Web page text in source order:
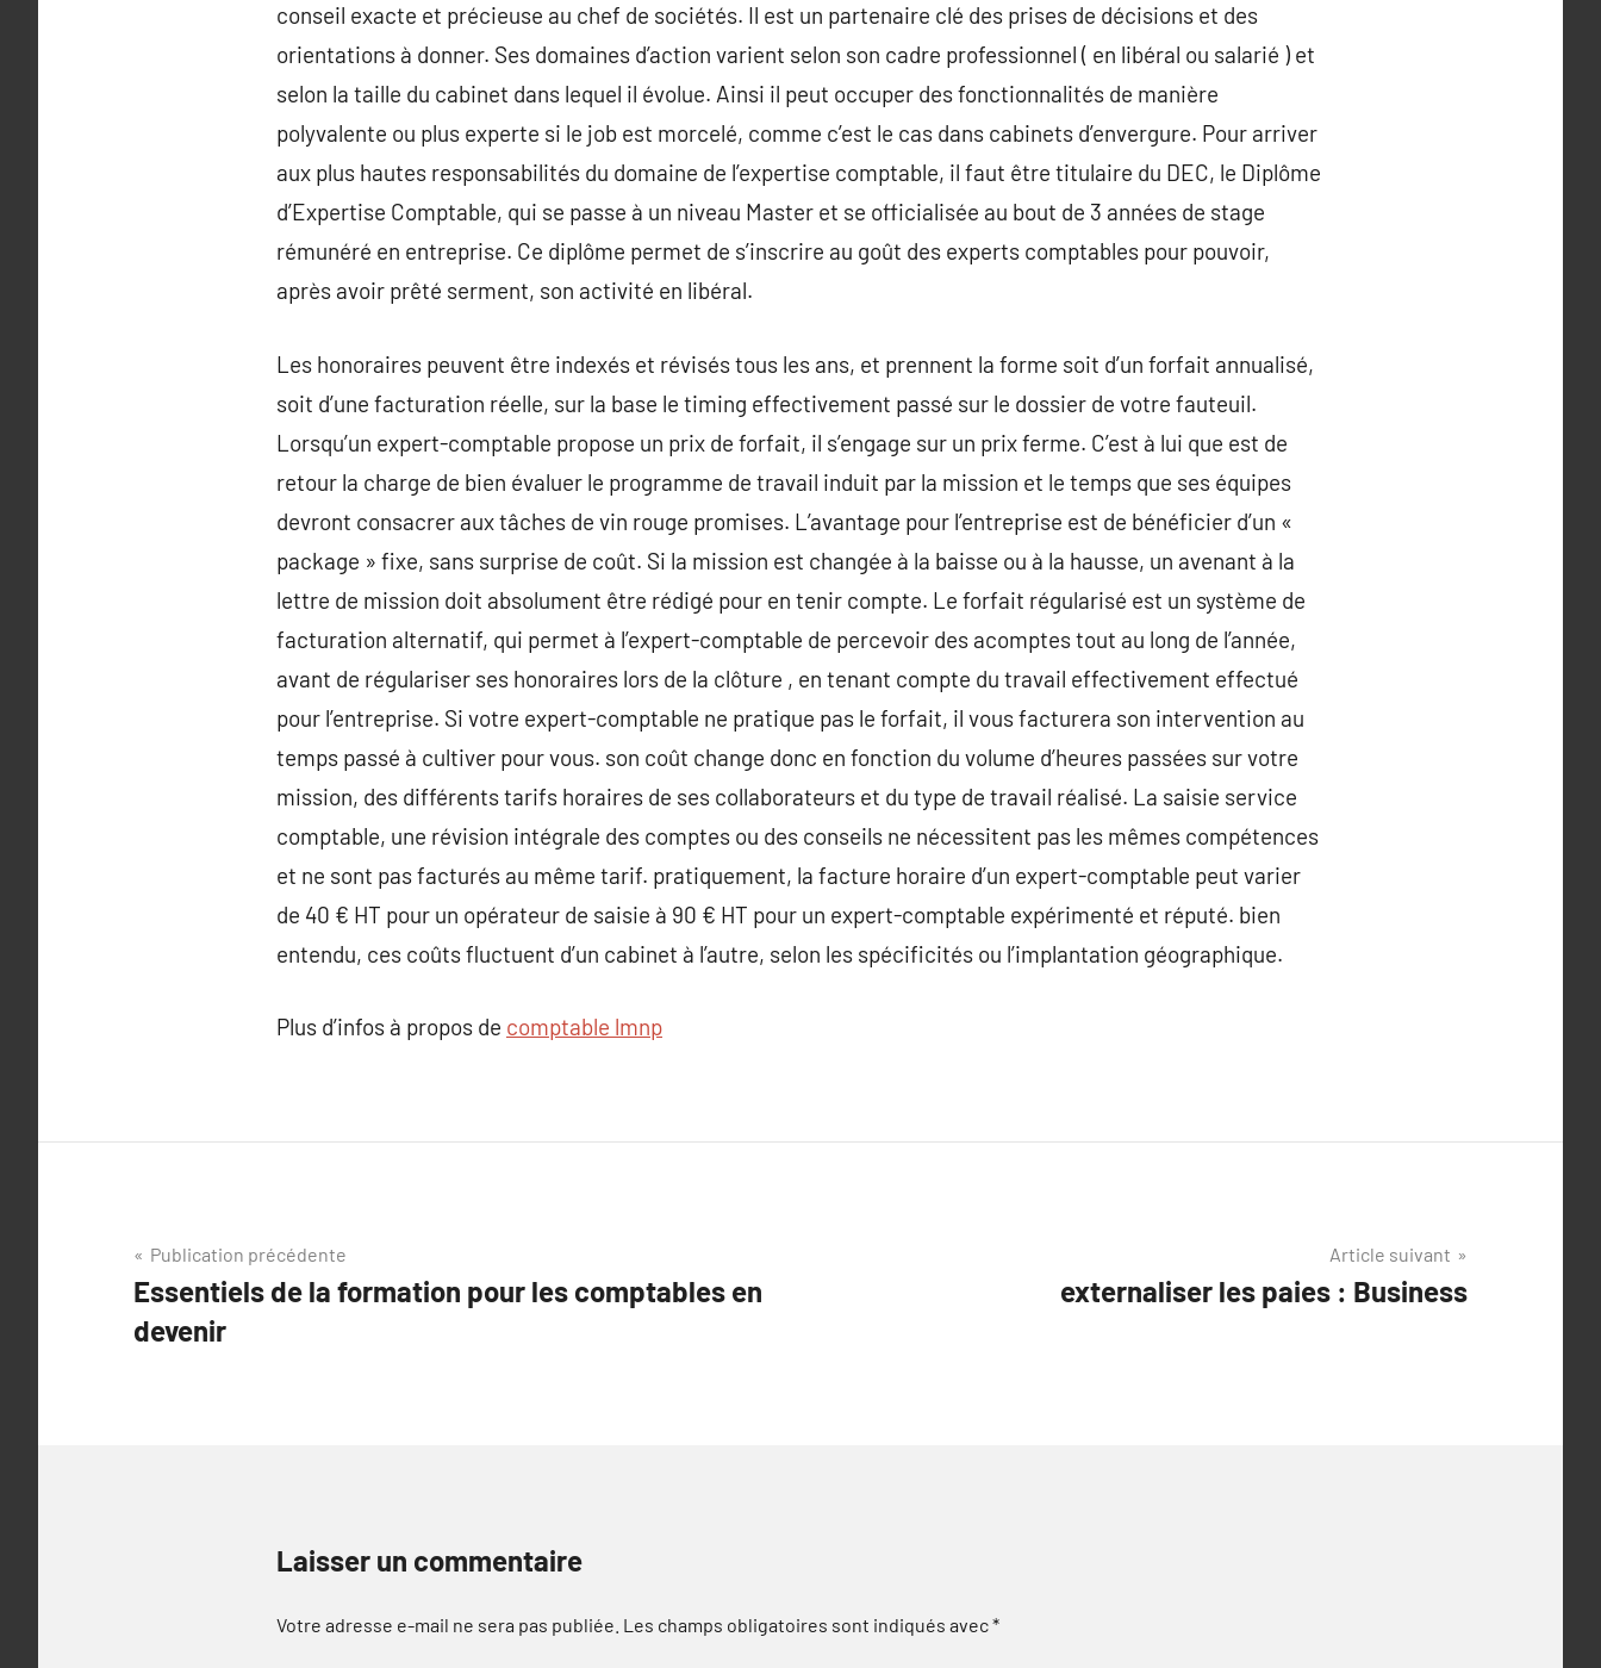
conseil exacte et précieuse au chef de sociétés. Il est un partenaire clé des prises de décisions et des
orientations à donner. Ses domaines d’action varient selon son cadre professionnel ( en libéral ou salarié ) et
selon la taille du cabinet dans lequel il évolue. Ainsi il peut occuper des fonctionnalités de manière
polyvalente ou plus experte si le job est morcelé, comme c’est le cas dans cabinets d’envergure. Pour arriver
aux plus hautes responsabilités du domaine de l’expertise comptable, il faut être titulaire du DEC, le Diplôme
d’Expertise Comptable, qui se passe à un niveau Master et se officialisée au bout de 3 années de stage
rémunéré en entreprise. Ce diplôme permet de s’inscrire au goût des experts comptables pour pouvoir,
après avoir prêté serment, son activité en libéral.
Les honoraires peuvent être indexés et révisés tous les ans, et prennent la forme soit d’un forfait annualisé,
soit d’une facturation réelle, sur la base le timing effectivement passé sur le dossier de votre fauteuil.
Lorsqu’un expert-comptable propose un prix de forfait, il s’engage sur un prix ferme. C’est à lui que est de
retour la charge de bien évaluer le programme de travail induit par la mission et le temps que ses équipes
devront consacrer aux tâches de vin rouge promises. L’avantage pour l’entreprise est de bénéficier d’un «
package » fixe, sans surprise de coût. Si la mission est changée à la baisse ou à la hausse, un avenant à la
lettre de mission doit absolument être rédigé pour en tenir compte. Le forfait régularisé est un système de
facturation alternatif, qui permet à l’expert-comptable de percevoir des acomptes tout au long de l’année,
avant de régulariser ses honoraires lors de la clôture , en tenant compte du travail effectivement effectué
pour l’entreprise. Si votre expert-comptable ne pratique pas le forfait, il vous facturera son intervention au
temps passé à cultiver pour vous. son coût change donc en fonction du volume d’heures passées sur votre
mission, des différents tarifs horaires de ses collaborateurs et du type de travail réalisé. La saisie service
comptable, une révision intégrale des comptes ou des conseils ne nécessitent pas les mêmes compétences
et ne sont pas facturés au même tarif. pratiquement, la facture horaire d’un expert-comptable peut varier
de 40 € HT pour un opérateur de saisie à 90 € HT pour un expert-comptable expérimenté et réputé. bien
entendu, ces coûts fluctuent d’un cabinet à l’autre, selon les spécificités ou l’implantation géographique.
Plus d’infos à propos de comptable lmnp
Navigation
de
l’article
Publication précédente
Essentiels de la formation pour les comptables en
devenir
Article suivant
externaliser les paies : Business
Laisser un commentaire
Votre adresse e-mail ne sera pas publiée. Les champs obligatoires sont indiqués avec*